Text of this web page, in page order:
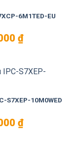
6M1TED-EU
₫Giá
hiện
1.600.000 ₫.
S7XEP-10M0WED
₫Giá
hiện